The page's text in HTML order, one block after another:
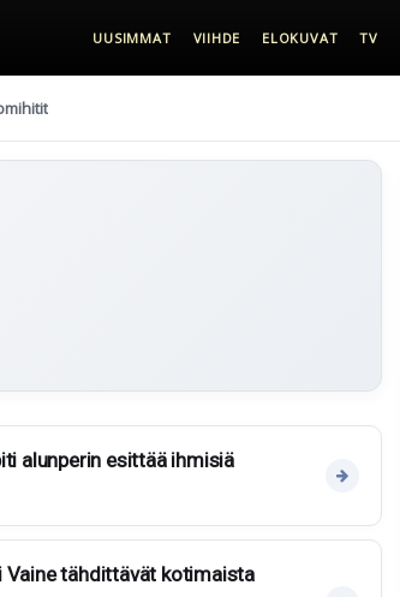
UUSIMMAT VIIHDE ELOKUVAT TV
alunperin esittää ihmisiä
Vaine tähdittävät kotimaista